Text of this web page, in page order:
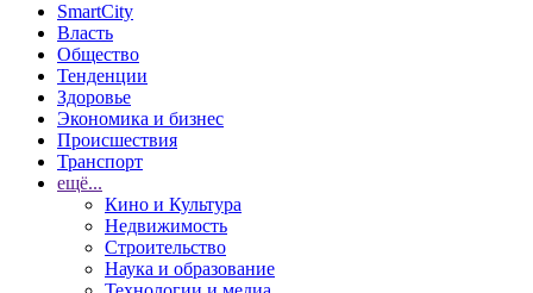
SmartCity
Власть
Общество
Тенденции
Здоровье
Экономика и бизнес
Происшествия
Транспорт
ещё...
Кино и Культура
Недвижимость
Строительство
Наука и образование